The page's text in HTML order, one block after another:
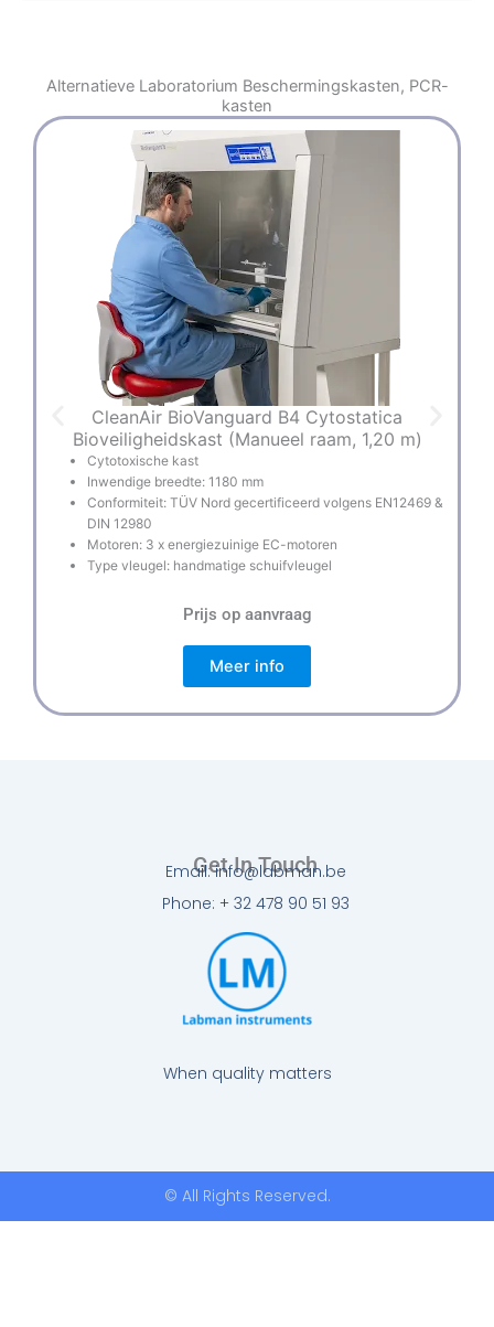
Alternatieve Laboratorium Beschermingskasten, PCR-
kasten
CleanAir BioVanguard B4 Cytostatica
Bioveiligheidskast (Manueel raam, 1,20 m)
Cytotoxische kast
Inwendige breedte: 1180 mm
Conformiteit: TÜV Nord gecertificeerd volgens EN12469 &
DIN 12980
Motoren: 3 x energiezuinige EC-motoren
Type vleugel: handmatige schuifvleugel
Prijs op aanvraag
Meer info
When quality matters
Get In Touch
Email: info@labman.be
Phone: + 32 478 90 51 93
© All Rights Reserved.